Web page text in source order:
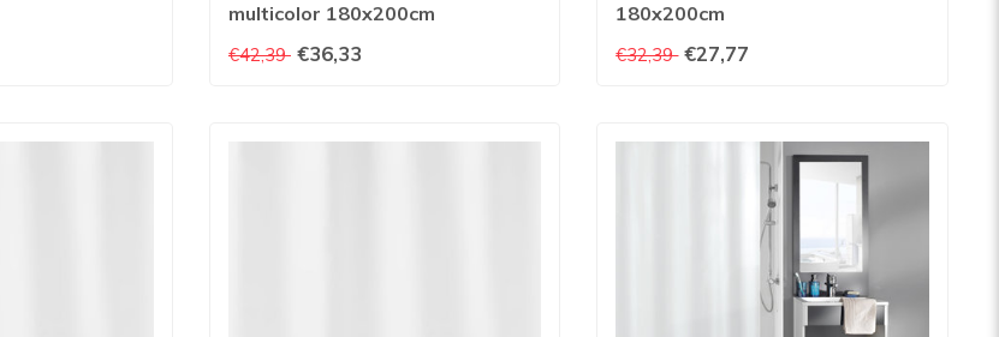
multicolor 180x200cm
€42,39 €36,33
180x200cm
€32,39 €27,77